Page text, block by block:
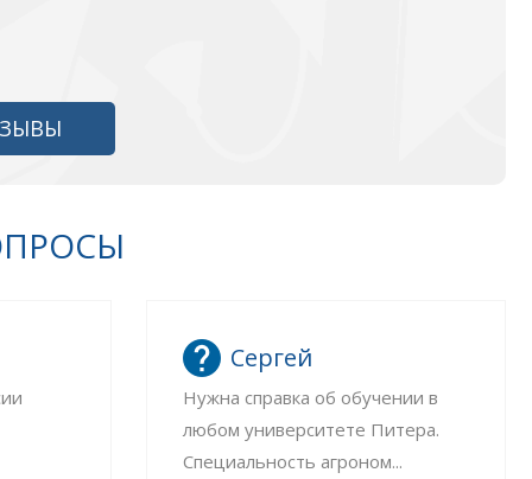
Сергей
Нужна справка об обучении в
любом университете Питера.
Специальность агроном...